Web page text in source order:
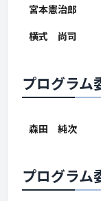
宮本憲治郎
横式 尚司
プログラム
森田 純次
プログラム